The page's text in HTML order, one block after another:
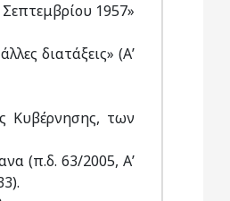
1957»
διατάξεις» (Α’
Κυβέρνησης, των
(π.δ. 63/2005, Α’